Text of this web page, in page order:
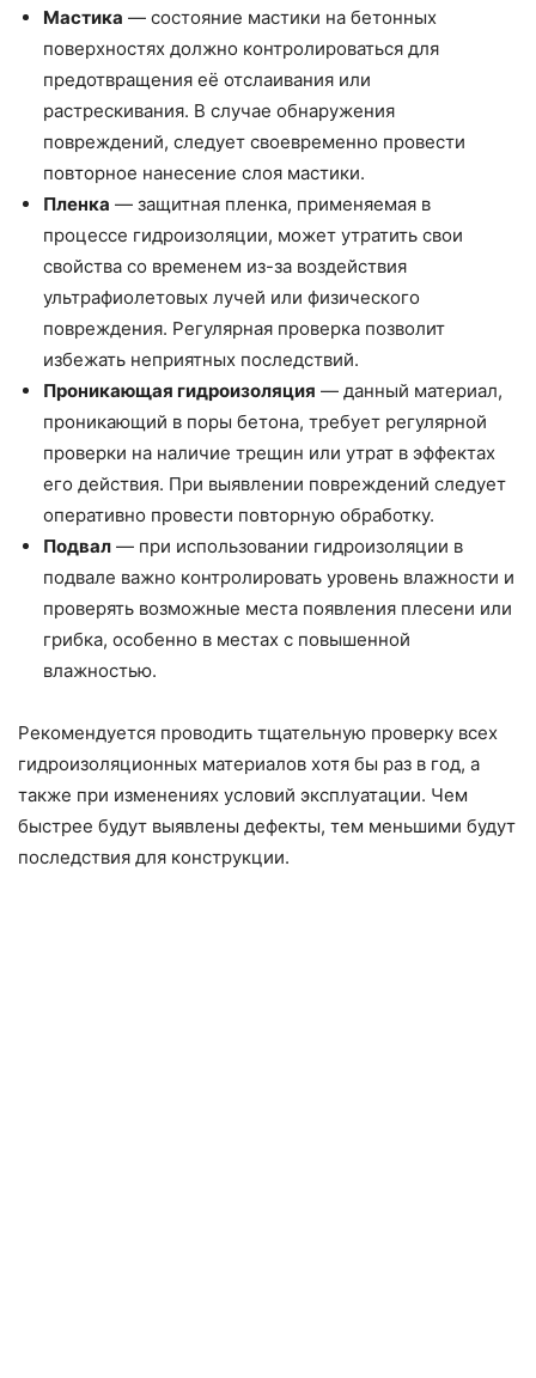
Мастика — состояние мастики на бетонных
поверхностях должно контролироваться для
предотвращения её отслаивания или
растрескивания. В случае обнаружения
повреждений, следует своевременно провести
повторное нанесение слоя мастики.
Пленка — защитная пленка, применяемая в
процессе гидроизоляции, может утратить свои
свойства со временем из-за воздействия
ультрафиолетовых лучей или физического
повреждения. Регулярная проверка позволит
избежать неприятных последствий.
Проникающая гидроизоляция — данный материал,
проникающий в поры бетона, требует регулярной
проверки на наличие трещин или утрат в эффектах
его действия. При выявлении повреждений следует
оперативно провести повторную обработку.
Подвал — при использовании гидроизоляции в
подвале важно контролировать уровень влажности и
проверять возможные места появления плесени или
грибка, особенно в местах с повышенной
влажностью.
Рекомендуется проводить тщательную проверку всех
гидроизоляционных материалов хотя бы раз в год, а
также при изменениях условий эксплуатации. Чем
быстрее будут выявлены дефекты, тем меньшими будут
последствия для конструкции.